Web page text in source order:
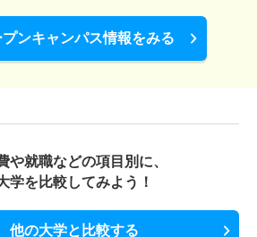
ンキャンパス情報をみる
や就職などの項目別に、
学を比較してみよう！
他の大学と比較する